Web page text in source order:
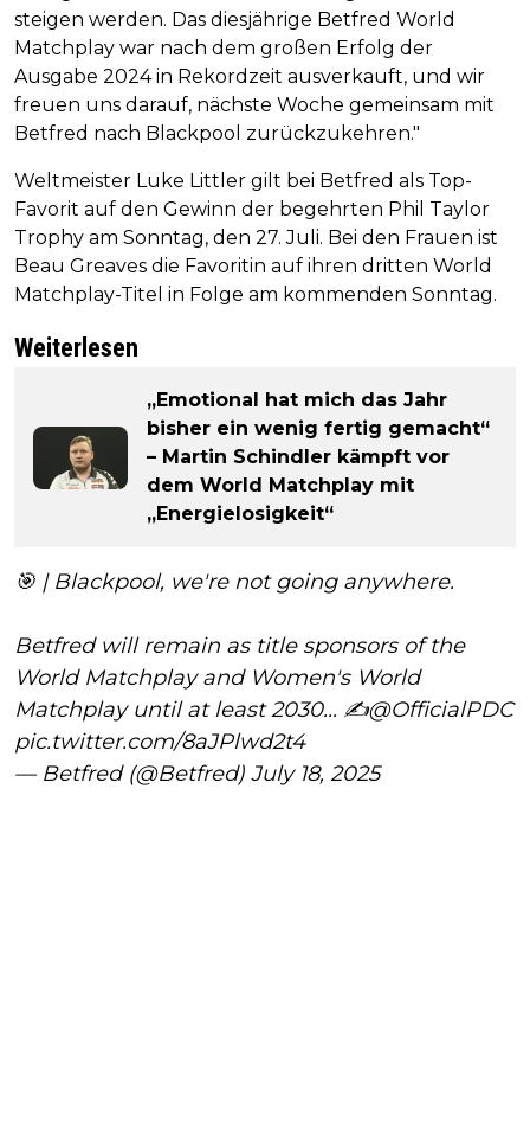
steigen werden. Das diesjährige Betfred World
Matchplay war nach dem großen Erfolg der
Ausgabe 2024 in Rekordzeit ausverkauft, und wir
freuen uns darauf, nächste Woche gemeinsam mit
Betfred nach Blackpool zurückzukehren."
Weltmeister Luke Littler gilt bei Betfred als Top-
Favorit auf den Gewinn der begehrten Phil Taylor
Trophy am Sonntag, den 27. Juli. Bei den Frauen ist
Beau Greaves die Favoritin auf ihren dritten World
Matchplay-Titel in Folge am kommenden Sonntag.
Weiterlesen
„Emotional hat mich das Jahr
bisher ein wenig fertig gemacht“
– Martin Schindler kämpft vor
dem World Matchplay mit
„Energielosigkeit“
🎯 | Blackpool, we're not going anywhere.
Betfred will remain as title sponsors of the
World Matchplay and Women's World
Matchplay until at least 2030... ✍️@OfficialPDC
pic.twitter.com/8aJPlwd2t4
— Betfred (@Betfred) July 18, 2025